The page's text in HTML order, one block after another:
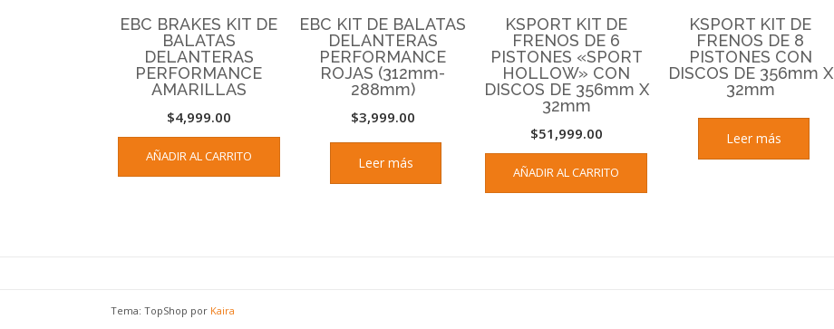
EBC BRAKES KIT DE
BALATAS
DELANTERAS
PERFORMANCE
AMARILLAS
$4,999.00
AÑADIR AL CARRITO
EBC KIT DE BALATAS
DELANTERAS
PERFORMANCE
ROJAS (312mm-
288mm)
$3,999.00
Leer más
KSPORT KIT DE
FRENOS DE 6
PISTONES «SPORT
HOLLOW» CON
DISCOS DE 356mm X
32mm
$51,999.00
AÑADIR AL CARRITO
KSPORT KIT DE
FRENOS DE 8
PISTONES CON
DISCOS DE 356mm X
32mm
Leer más
Tema: TopShop por Kaira